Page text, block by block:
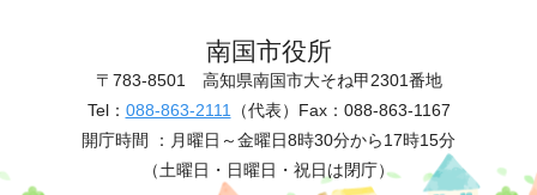
南国市役所
〒783-8501 高知県南国市大そね甲2301番地
Tel： 088-863-2111 （代表） Fax：088-863-1167
開庁時間 ： 月曜日～金曜日8時30分から17時15分
（土曜日・日曜日・祝日は閉庁）